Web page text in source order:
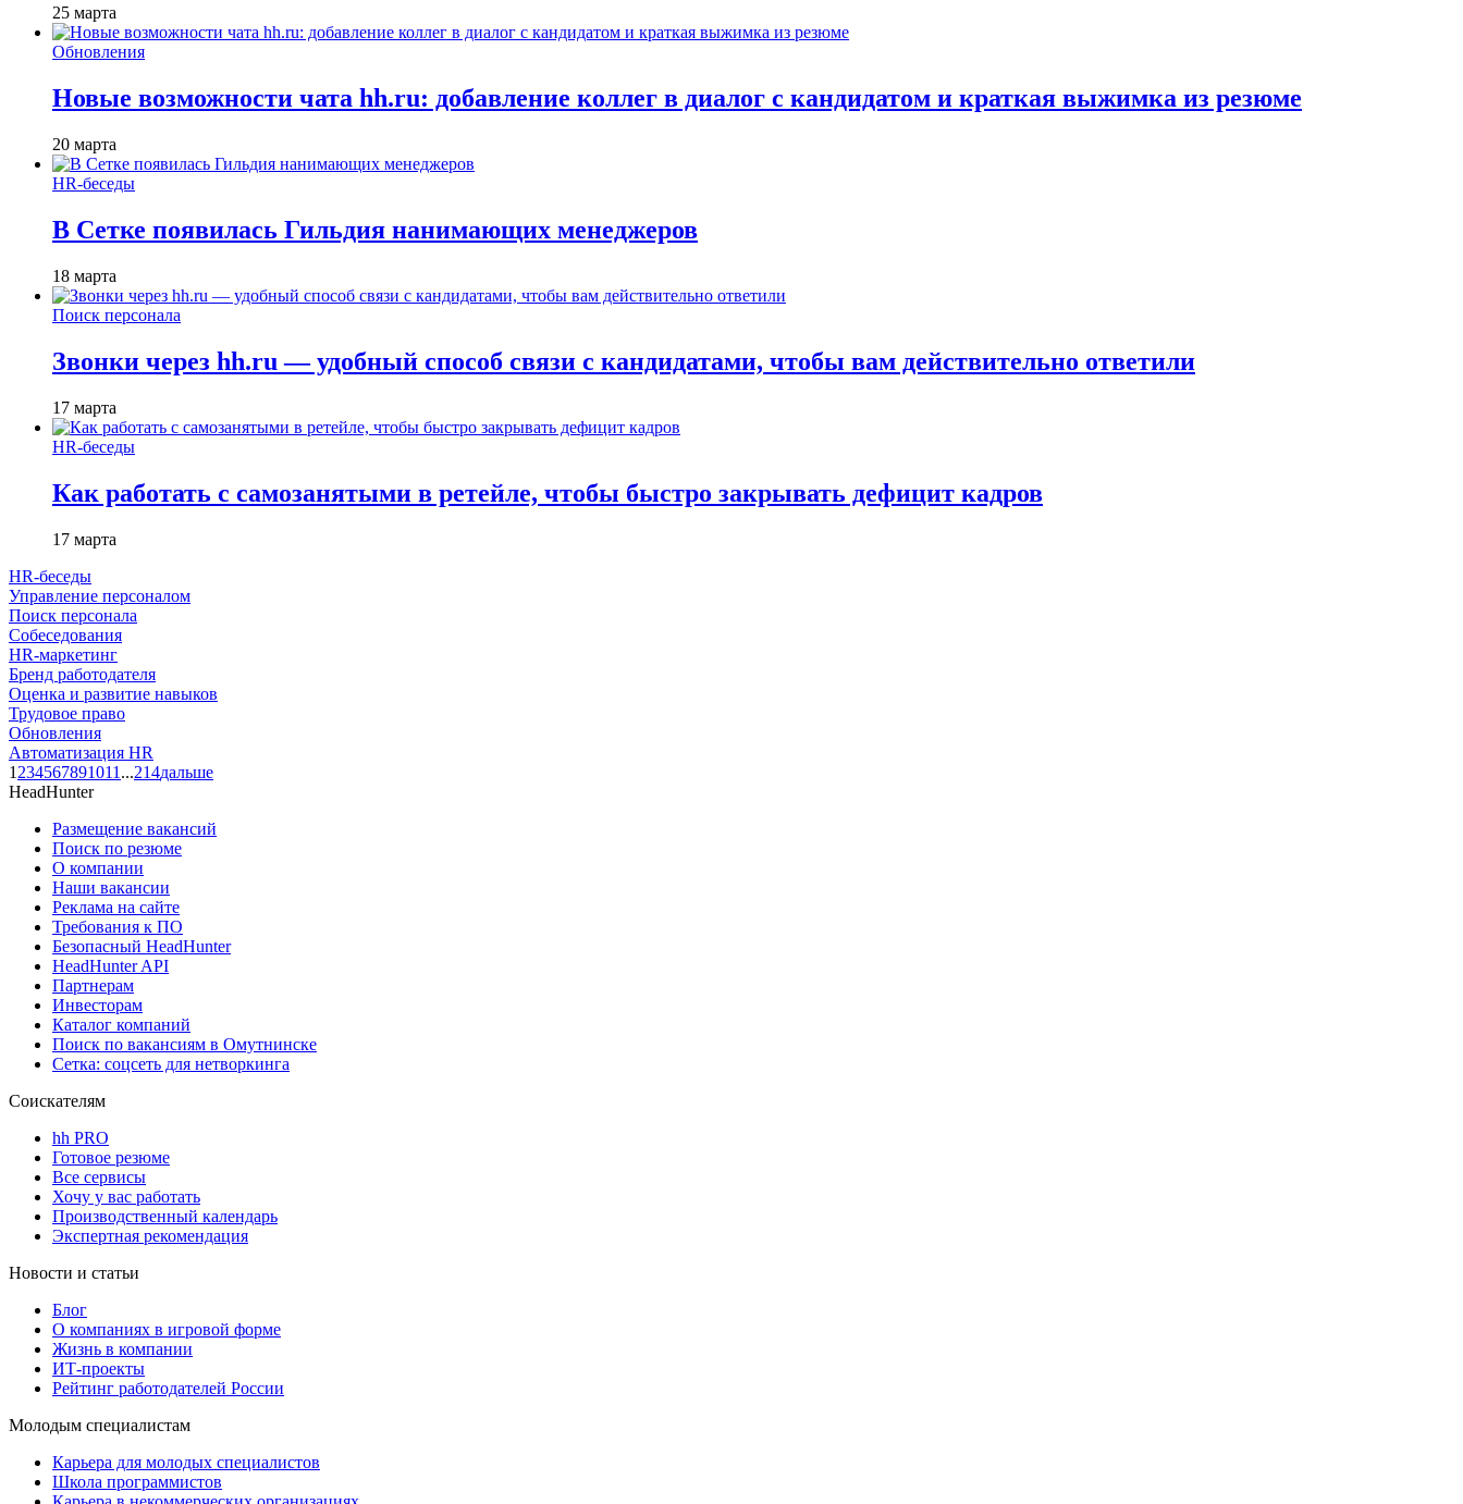
25 марта
Обновления
Новые возможности чата hh.ru: добавление коллег в диалог с кандидатом и краткая выжимка из резюме
20 марта
HR-беседы
В Сетке появилась Гильдия нанимающих менеджеров
18 марта
Поиск персонала
Звонки через hh.ru — удобный способ связи с кандидатами, чтобы вам действительно ответили
17 марта
HR-беседы
Как работать с самозанятыми в ретейле, чтобы быстро закрывать дефицит кадров
17 марта
HR-беседы
Управление персоналом
Поиск персонала
Собеседования
HR-маркетинг
Бренд работодателя
Оценка и развитие навыков
Трудовое право
Обновления
Автоматизация HR
1 234567891011 ...214дальше
HeadHunter
Размещение вакансий
Поиск по резюме
О компании
Наши вакансии
Реклама на сайте
Требования к ПО
Безопасный HeadHunter
HeadHunter API
Партнерам
Инвесторам
Каталог компаний
Поиск по вакансиям в Омутнинске
Сетка: соцсеть для нетворкинга
Соискателям
hh PRO
Готовое резюме
Все сервисы
Хочу у вас работать
Производственный календарь
Экспертная рекомендация
Новости и статьи
Блог
О компаниях в игровой форме
Жизнь в компании
ИТ-проекты
Рейтинг работодателей России
Молодым специалистам
Карьера для молодых специалистов
Школа программистов